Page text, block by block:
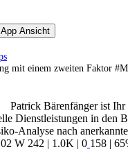
App Ansicht
mit einem zweiten Faktor
Patrick Bärenfänger ist
Dienstleistungen in
Analyse nach
W 242 | 1.0K | 0 158 |